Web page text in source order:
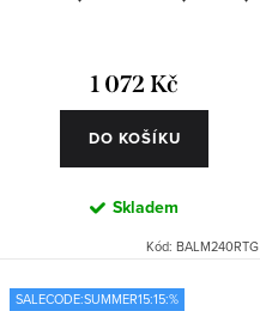
1 072 Kč
DO KOŠÍKU
Skladem
Kód: BALM240RTG
SALECODE:SUMMER15:15:%